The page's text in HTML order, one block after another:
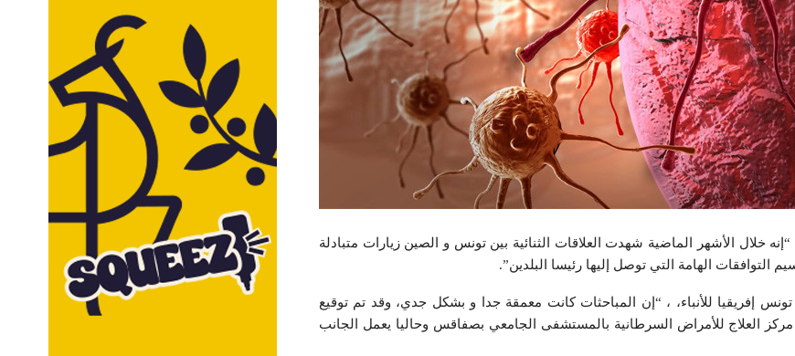
خلال الأشهر الماضية شهدت العلاقات الثنائية بين تونس و الصين زيارات متبادلة
الهامة التي توصل إليها رئيسا البلدين”.
إفريقيا للأنباء، ، “إن المباحثات كانت معمقة جدا و بشكل جدي، وقد تم توقيع
مركز العلاج للأمراض السرطانية بالمستشفى الجامعي بصفاقس وحاليا يعمل الجانب